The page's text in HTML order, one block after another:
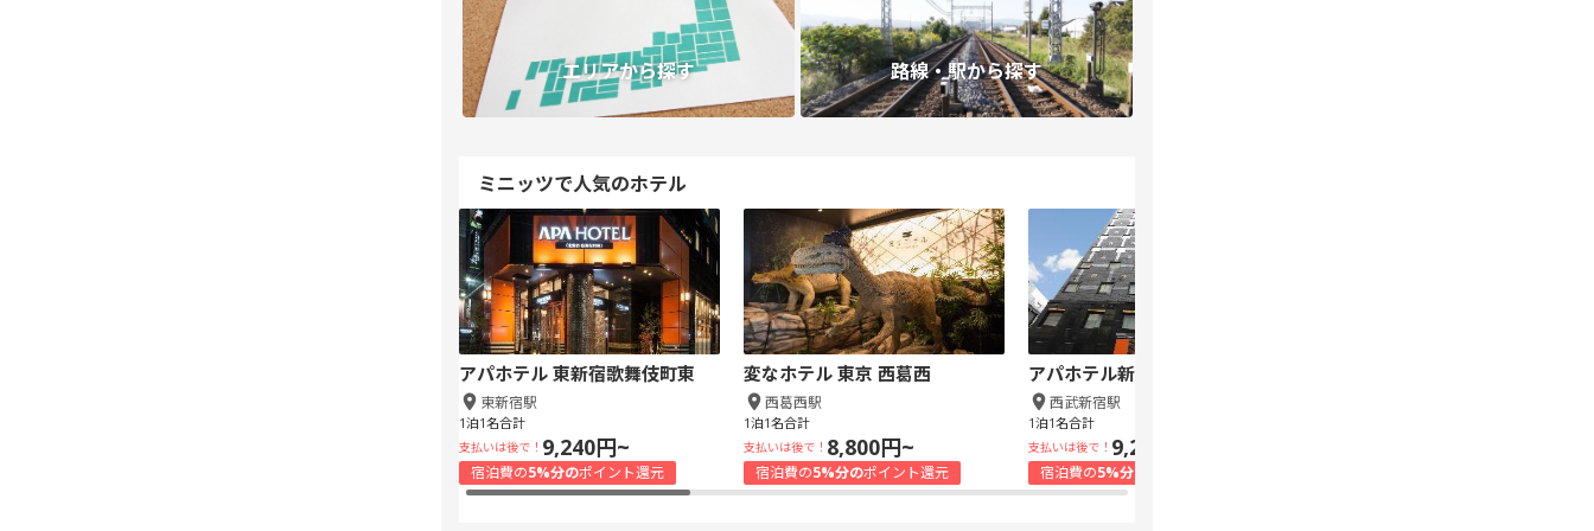
エリアから探す 路線・駅から探す
ミニッツで人気のホテル
アパホテル 東新宿歌舞伎町東
東新宿駅
1泊1名合計
支払いは後で！ 9,240円~
宿泊費の5%分のポイント還元
変なホテル 東京 西葛西
西葛西駅
1泊1名合計
支払いは後で！ 8,800円~
宿泊費の5%分のポイント還元
アパホテル新宿 歌舞伎町中央
西武新宿駅
1泊1名合計
支払いは後で！ 9,240円~
宿泊費の5%分の